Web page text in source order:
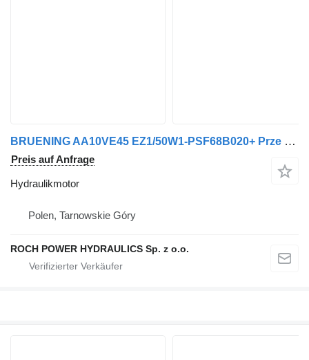
BRUENING AA10VE45 EZ1/50W1-PSF68B020+ Prze Hydraulikmotor für Hako Kehrmaschine
Preis auf Anfrage
Hydraulikmotor
Polen, Tarnowskie Góry
ROCH POWER HYDRAULICS Sp. z o.o.